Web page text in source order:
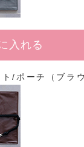
入れる
/ポーチ（ブラ